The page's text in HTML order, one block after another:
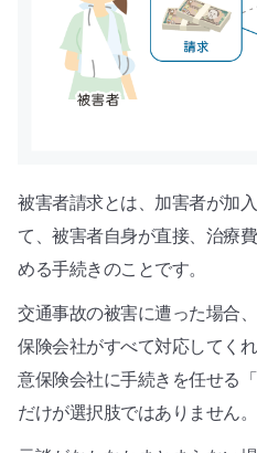
被害者請求とは、加害者が加
て、被害者自身が直接、治療
める手続きのことです。
交通事故の被害に遭った場合
保険会社がすべて対応してく
意保険会社に手続きを任せる
だけが選択肢ではありません。